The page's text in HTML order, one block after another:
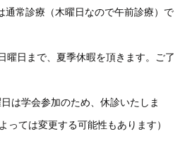
通常診療（木曜日なので午前診療）で
曜日まで、夏季休暇を頂きます。ご了
は学会参加のため、休診いたしま
っては変更する可能性もあります）